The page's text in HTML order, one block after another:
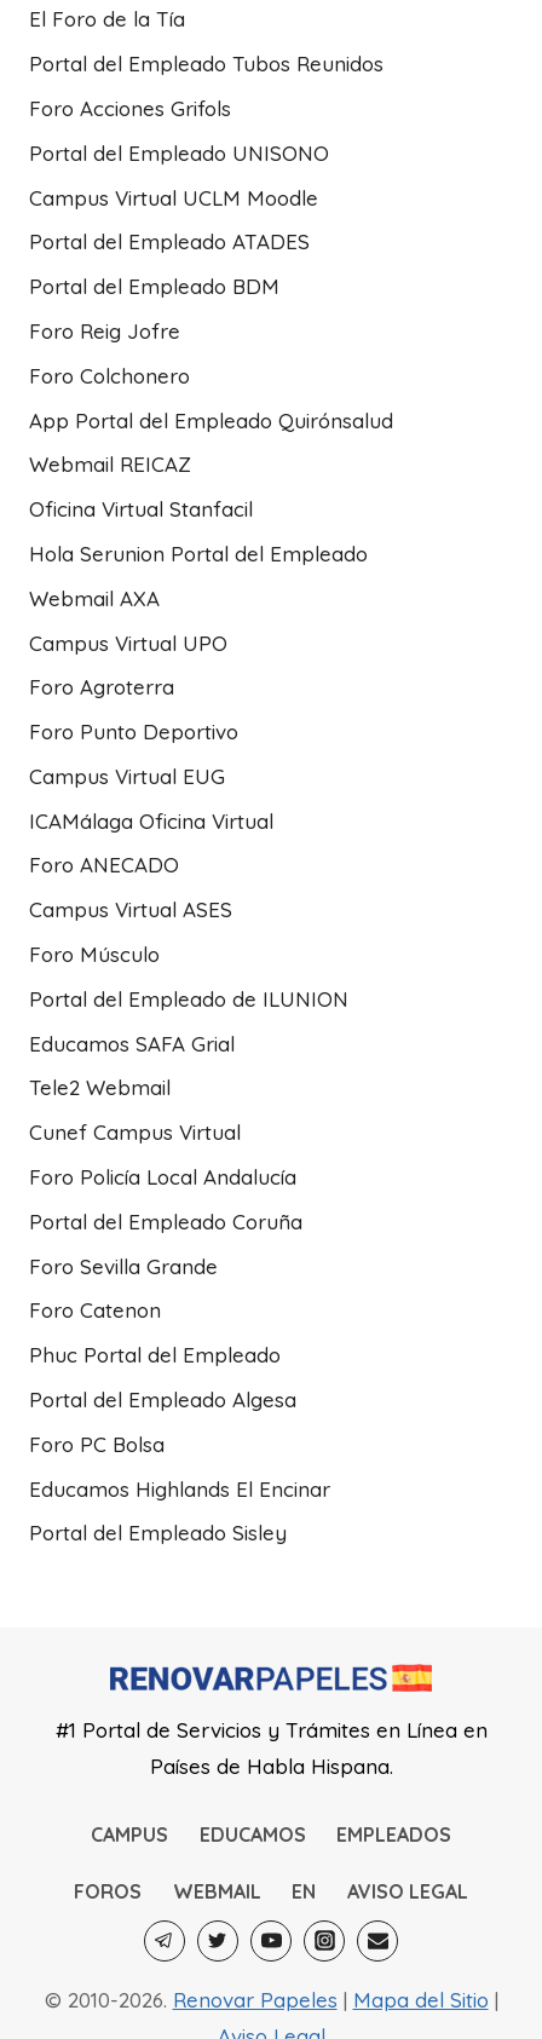
El Foro de la Tía
Portal del Empleado Tubos Reunidos
Foro Acciones Grifols
Portal del Empleado UNISONO
Campus Virtual UCLM Moodle
Portal del Empleado ATADES
Portal del Empleado BDM
Foro Reig Jofre
Foro Colchonero
App Portal del Empleado Quirónsalud
Webmail REICAZ
Oficina Virtual Stanfacil
Hola Serunion Portal del Empleado
Webmail AXA
Campus Virtual UPO
Foro Agroterra
Foro Punto Deportivo
Campus Virtual EUG
ICAMálaga Oficina Virtual
Foro ANECADO
Campus Virtual ASES
Foro Músculo
Portal del Empleado de ILUNION
Educamos SAFA Grial
Tele2 Webmail
Cunef Campus Virtual
Foro Policía Local Andalucía
Portal del Empleado Coruña
Foro Sevilla Grande
Foro Catenon
Phuc Portal del Empleado
Portal del Empleado Algesa
Foro PC Bolsa
Educamos Highlands El Encinar
Portal del Empleado Sisley
#1 Portal de Servicios y Trámites en Línea en
Países de Habla Hispana.
CAMPUS EDUCAMOS EMPLEADOS
FOROS WEBMAIL EN AVISO LEGAL
© 2010-2026. Renovar Papeles | Mapa del Sitio |